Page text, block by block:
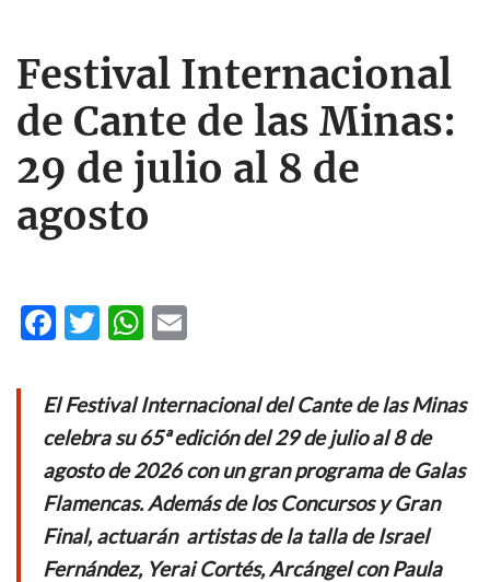
Festival Internacional
de Cante de las Minas:
29 de julio al 8 de
agosto
F
e
b
o
o
k
T
itt
er
W
at
s
A
p
p
ail
El Festival Internacional del Cante de las Minas
celebra su 65ª edición del 29 de julio al 8 de
agosto de 2026 con un gran programa de Galas
Flamencas. Además de los Concursos y Gran
Final, actuarán artistas de la talla de Israel
Fernández, Yerai Cortés, Arcángel con Paula